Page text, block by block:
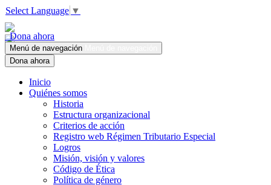
Select Language ▼
Dona ahora
Menú de navegación
Dona ahora
Inicio
Quiénes somos
Historia
Estructura organizacional
Criterios de acción
Registro web Régimen Tributario Especial
Logros
Misión, visión y valores
Código de Ética
Política de género